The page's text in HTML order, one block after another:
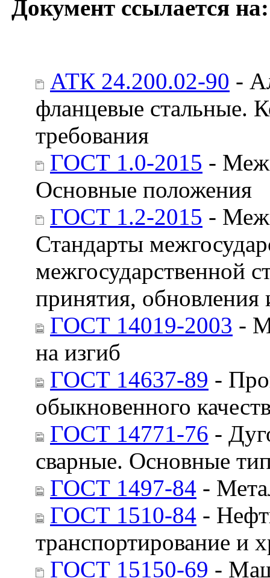
Документ ссылается на:
АТК 24.200.02-90 -
фланцевые стальные.
требования
ГОСТ 1.0-2015 -
Основные положения
ГОСТ 1.2-2015 -
Стандарты
межгосударственной
принятия,
ГОСТ 14019-2003 -
на изгиб
ГОСТ 14637-89 -
обыкновенного
ГОСТ 14771-76 -
сварные. Основные
ГОСТ 1497-84 -
ГОСТ 1510-84 -
транспортирование и
ГОСТ 15150-69 -